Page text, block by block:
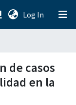
Log In (current)
de casos
en la